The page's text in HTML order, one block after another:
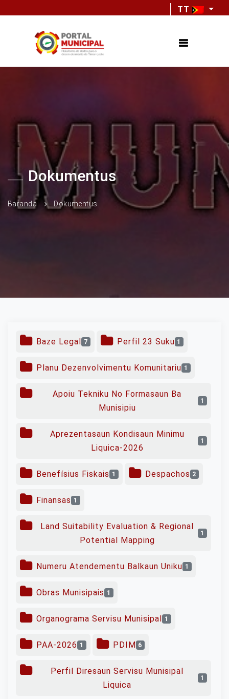
TT
Dokumentus
Baranda Dokumentus
Baze Legal 7 Perfil 23 Suku 1
Planu Dezenvolvimentu Komunitariu 1
Apoiu Tekniku No Formasaun Ba
Munisipiu
1
Aprezentasaun Kondisaun Minimu
Liquica-2026
1
Benefísius Fiskais 1 Despachos 2
Finansas 1
Land Suitability Evaluation & Regional
Potential Mapping
1
Numeru Atendementu Balkaun Uniku 1
Obras Munisipais 1
Organograma Servisu Munisipal 1
PAA-2026 1 PDIM 6
Perfil Diresaun Servisu Munisipal
Liquica
1